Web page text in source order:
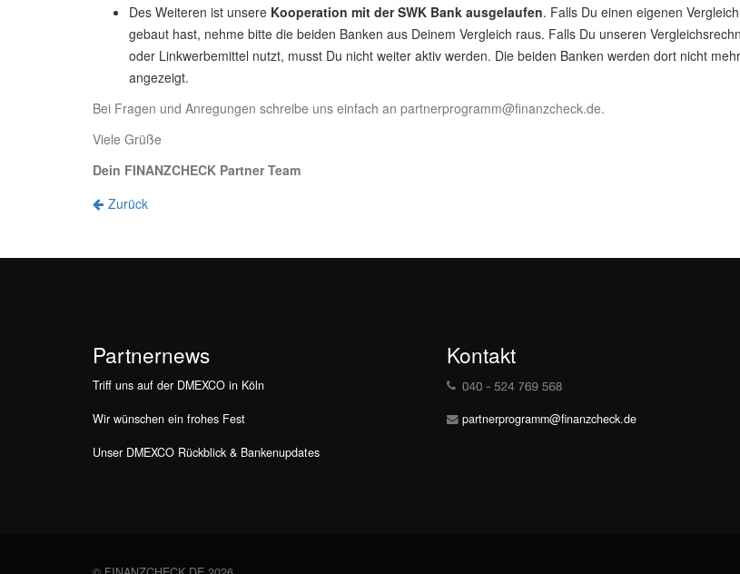
Des Weiteren ist unsere Kooperation mit der SWK Bank ausgelaufen. Falls Du einen eigenen Vergleich
gebaut hast, nehme bitte die beiden Banken aus Deinem Vergleich raus. Falls Du unseren
oder Linkwerbemittel nutzt, musst Du nicht weiter aktiv werden. Die beiden Banken werden dort nicht mehr
angezeigt.
Bei Fragen und Anregungen schreibe uns einfach an partnerprogramm@finanzcheck.de.
Viele Grüße
Dein FINANZCHECK Partner Team
Zurück
Partnernews
Triff uns auf der DMEXCO in Köln
Wir wünschen ein frohes Fest
Unser DMEXCO Rückblick & Bankenupdates
Kontakt
partnerprogramm@finanzcheck.de